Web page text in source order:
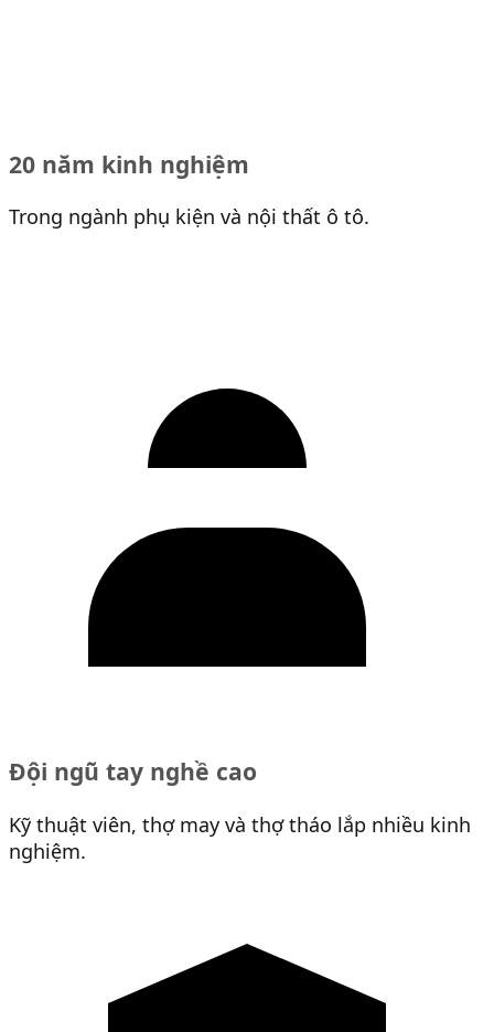
20 năm kinh nghiệm
Trong ngành phụ kiện và nội thất ô tô.
Đội ngũ tay nghề cao
Kỹ thuật viên, thợ may và thợ tháo lắp nhiều kinh
nghiệm.